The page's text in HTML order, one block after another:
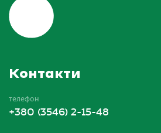
Контакти
телефон
+380 (3546) 2-15-48